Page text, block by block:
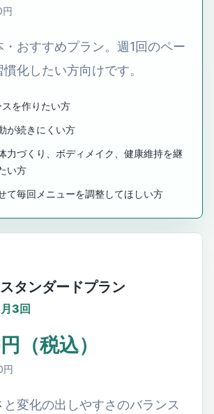
円
おすすめプラン。週1回のペー
化したい方向けです。
を作りたい方
が続きにくい方
力づくり、ボディメイク、健康維持を継
い方
て毎回メニューを調整してほしい方
タンダードプラン
3回
（税込）
円
変化の出しやすさのバランス